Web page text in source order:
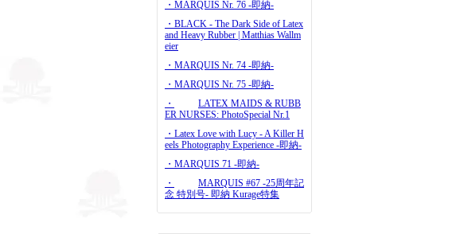
・MARQUIS Nr. 76 -即納-
・BLACK - The Dark Side of Latex
and Heavy Rubber | Matthias Wallm
eier
・MARQUIS Nr. 74 -即納-
・MARQUIS Nr. 75 -即納-
・
LATEX MAIDS & RUBB
ER NURSES: PhotoSpecial Nr.1
・Latex Love with Lucy - A Killer H
eels Photography Experience -即納-
・MARQUIS 71 -即納-
・
MARQUIS #67 -25周年記
念 特別号- 即納 Kurage特集